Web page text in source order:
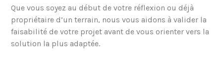
Que vous soyez au début de votre réflexion ou déjà
propriétaire d’un terrain, nous vous aidons à valider la
faisabilité de votre projet avant de vous orienter vers la
solution la plus adaptée.